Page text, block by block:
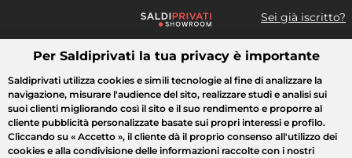
Sei già iscritto?
Cosa cerchi?
Tutte le vendite Moda Casa Bellezza Elettrodomestici
Per Saldiprivati la tua privacy è importante
Saldiprivati utilizza cookies e simili tecnologie al fine di analizzare la
navigazione, misurare l'audience del sito, realizzare studi e analisi sui
suoi clienti migliorando così il sito e il suo rendimento e proporre al
cliente pubblicità personalizzate basate sui propri interessi e profilo.
Cliccando su « Accetto », il cliente dà il proprio consenso all'utilizzo dei
cookies e alla condivisione delle informazioni raccolte con i nostri